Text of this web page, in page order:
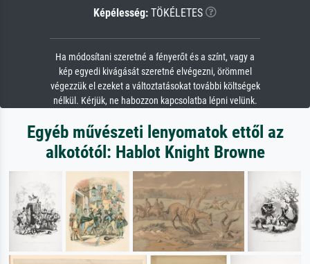
Képélesség: TÖKÉLETES
Ha módosítani szeretné a fényerőt és a színt, vagy a
kép egyedi kivágását szeretné elvégezni, örömmel
végezzük el ezeket a változtatásokat további költségek
nélkül. Kérjük, ne habozzon kapcsolatba lépni velünk.
Egyéb művészeti lenyomatok ettől az
alkotótól: Hablot Knight Browne